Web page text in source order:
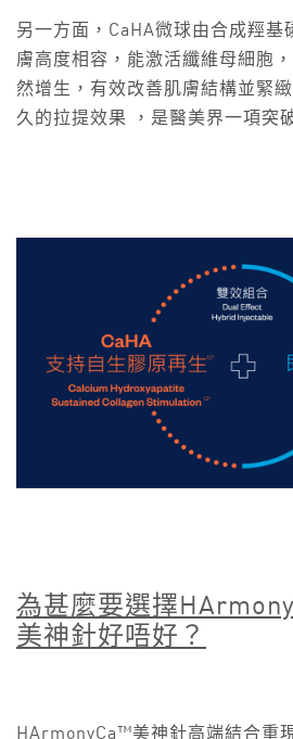
另一方面，CaHA微球由合成羥基
膚高度相容，能激活纖維母細胞
然增生，有效改善肌膚結構並緊
久的拉提效果 ，是醫美界一項突
為甚麼要選擇
美神針好唔好？
HArmonyCa™美神針高端結合重